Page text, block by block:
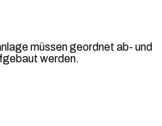
müssen geordnet ab- und
werden.